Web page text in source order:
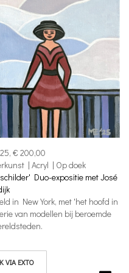
€ 200,00
| Acryl | Op doek
Duo-expositie met José
in New York, met 'het hoofd in
van modellen bij beroemde
VIA EXTO